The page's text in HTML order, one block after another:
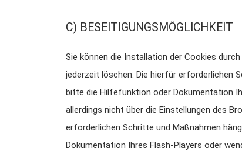
C) BESEITIGUNGSMÖGLICHKEIT
Sie können die Installation der Cookies
jederzeit löschen. Die hierfür erforderlichen
bitte die Hilfefunktion oder Dokumentation
allerdings nicht über die Einstellungen des
erforderlichen Schritte und Maßnahmen
Dokumentation Ihres Flash-Players oder